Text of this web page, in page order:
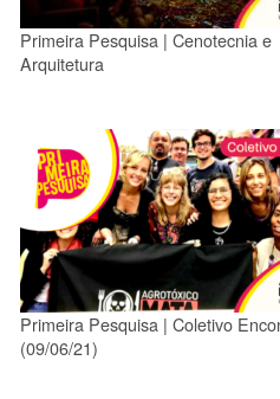
Primeira Pesquisa | Cenotecnia e
Arquitetura
Primeira Pesquisa | Coletivo
(09/06/21)